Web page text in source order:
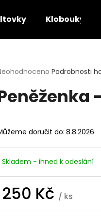
Klobouky
je
Podrobnosti
doručit do: 8.8.2026
Skladem - ihned k odeslání
250 Kč / ks
cena:
HLEDAT
TRIČKO - ACID